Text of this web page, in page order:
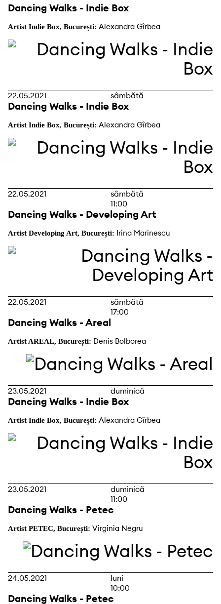
Dancing Walks - Indie Box
Artist Indie Box, București: Alexandra Gîrbea
22.05.2021 sâmbătă
Dancing Walks - Indie Box
Artist Indie Box, București: Alexandra Gîrbea
22.05.2021
sâmbătă
11:00
Dancing Walks - Developing Art
Artist Developing Art, București: Irina Marinescu
22.05.2021
sâmbătă
17:00
Dancing Walks - Areal
Artist AREAL, București: Denis Bolborea
23.05.2021 duminică
Dancing Walks - Indie Box
Artist Indie Box, București: Alexandra Gîrbea
23.05.2021
duminică
11:00
Dancing Walks - Petec
Artist PETEC, București: Virginia Negru
24.05.2021
luni
10:00
Dancing Walks - Petec